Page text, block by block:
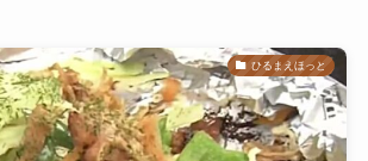
ひるまえほっと